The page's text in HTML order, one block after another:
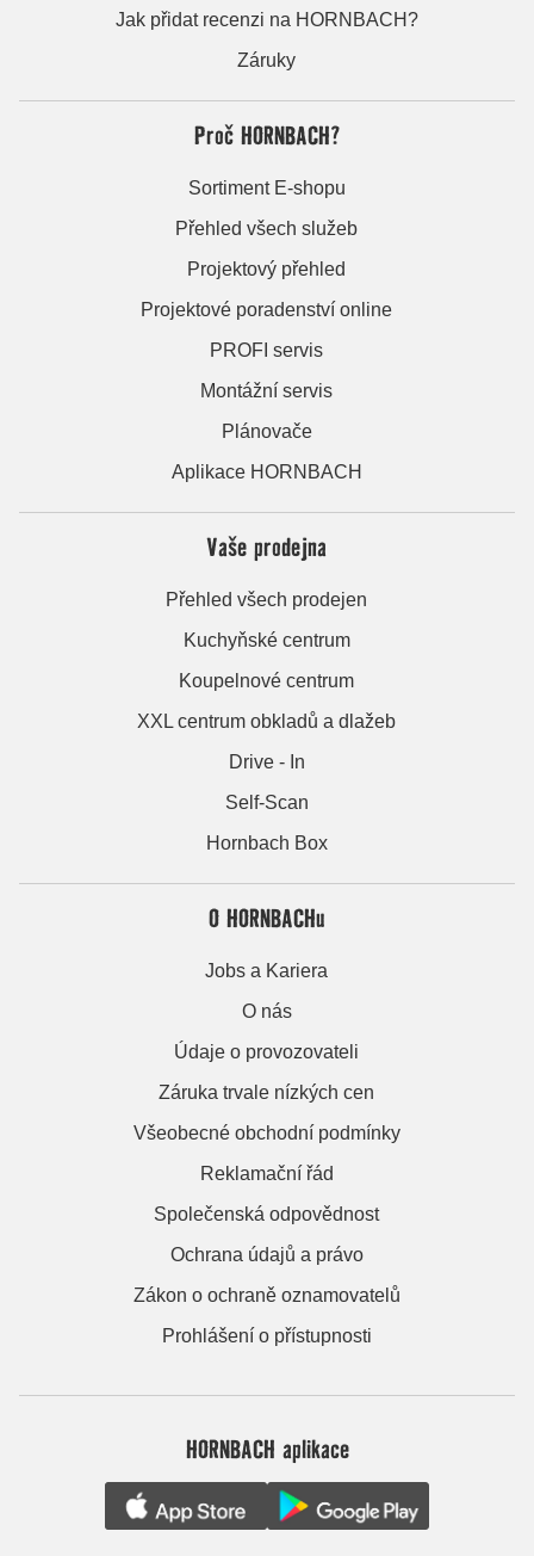
Jak přidat recenzi na HORNBACH?
Záruky
Proč HORNBACH?
Sortiment E-shopu
Přehled všech služeb
Projektový přehled
Projektové poradenství online
PROFI servis
Montážní servis
Plánovače
Aplikace HORNBACH
Vaše prodejna
Přehled všech prodejen
Kuchyňské centrum
Koupelnové centrum
XXL centrum obkladů a dlažeb
Drive - In
Self-Scan
Hornbach Box
O HORNBACHu
Jobs a Kariera
O nás
Údaje o provozovateli
Záruka trvale nízkých cen
Všeobecné obchodní podmínky
Reklamační řád
Společenská odpovědnost
Ochrana údajů a právo
Zákon o ochraně oznamovatelů
Prohlášení o přístupnosti
HORNBACH aplikace